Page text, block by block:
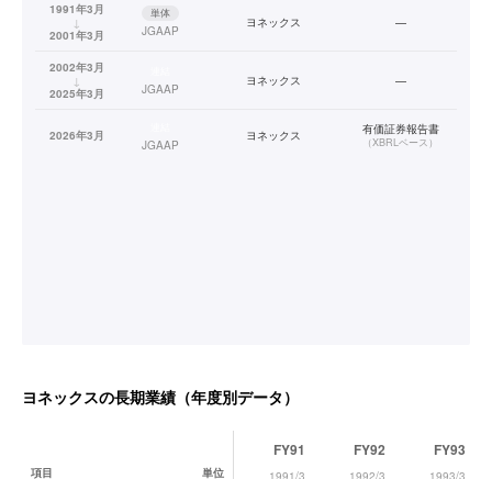
1991年3月
↓
2001年3月
単体
JGAAP
ヨネックス —
2002年3月
↓
2025年3月
JGAAP
ヨネックス —
2026年3月
JGAAP
ヨネックス 有価証券報告書
（XBRLベース）
ヨネックスの長期業績（年度別データ）
項目 単位
FY91
1991/3
FY92
1992/3
FY93
1993/3